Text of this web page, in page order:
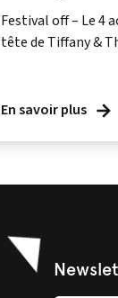
Festival off – Le 4
tête de Tiffany &
En savoir plus